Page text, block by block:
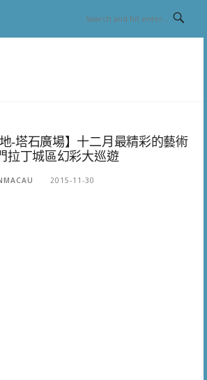
地-塔石廣場】十二月最精彩的藝術
拉丁城區幻彩大巡遊
2015-11-30